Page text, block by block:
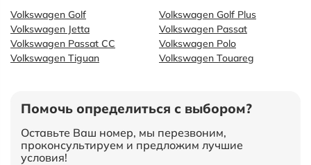
Volkswagen Golf
Volkswagen Golf Plus
Volkswagen Jetta
Volkswagen Passat
Volkswagen Passat CC
Volkswagen Polo
Volkswagen Tiguan
Volkswagen Touareg
Помочь определиться с выбором?
Оставьте Ваш номер, мы перезвоним,
проконсультируем и предложим лучшие
условия!